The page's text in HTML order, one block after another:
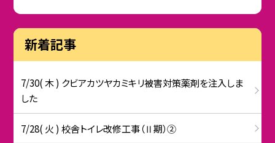
新着記事
7/30( 木 ) クビアカツヤカミキリ被害対策薬剤を注入しま
した
7/28( 火 ) 校舎トイレ改修工事（Ⅱ期）②